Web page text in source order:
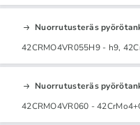
Nuorrutusteräs
42CRMO4VR055H9 - h9,
Nuorrutusteräs
42CRMO4VR060 -